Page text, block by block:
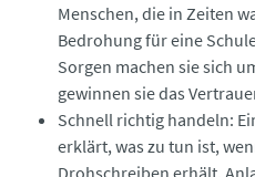
Menschen, die in Zeiten
Bedrohung für eine
Sorgen machen sie sich
gewinnen sie das
Schnell richtig handeln:
erklärt, was zu tun ist,
Drohschreiben erhält.